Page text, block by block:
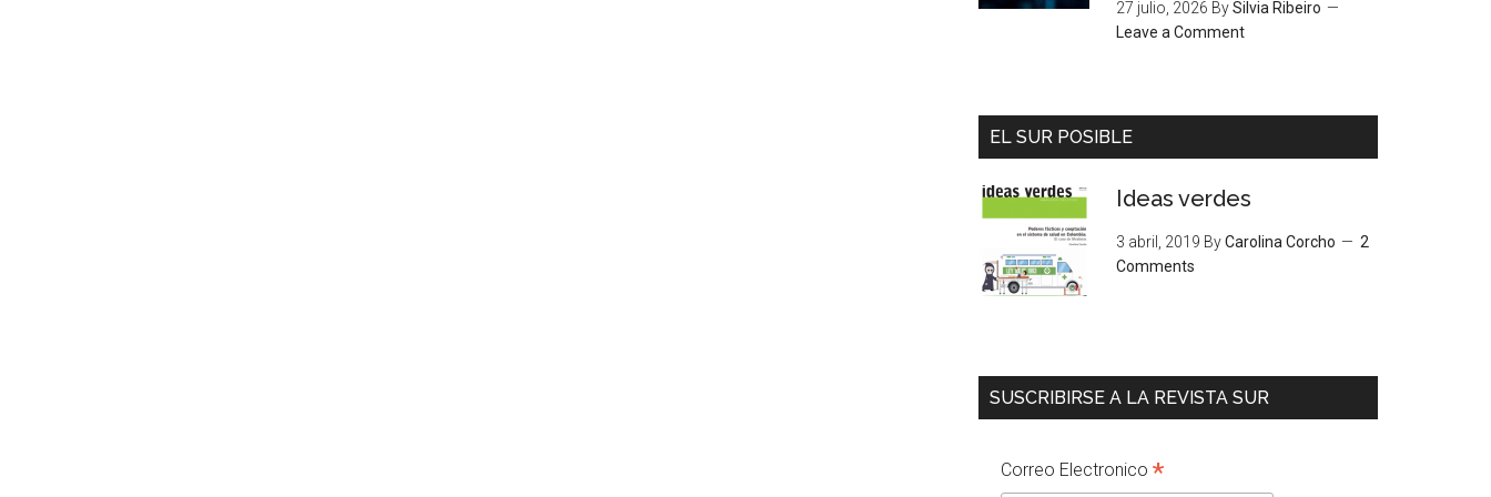
27 julio, 2026 BySilvia Ribeiro
Leave a Comment
EL SUR POSIBLE
Ideas verdes
3 abril, 2019 ByCarolina Corcho
2
Comments
SUSCRIBIRSE A LA REVISTA SUR
Correo Electronico *